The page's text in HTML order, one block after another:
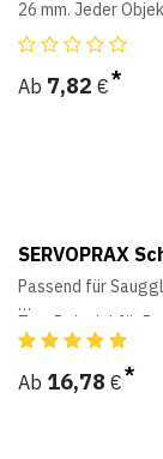
26 mm. Jeder
halten und gegen
praktisch für den
Produktdaten:
Ab 7,82 €
SERVOPRAX
Passend für
Zum Beispiel für
Ab 16,78 €